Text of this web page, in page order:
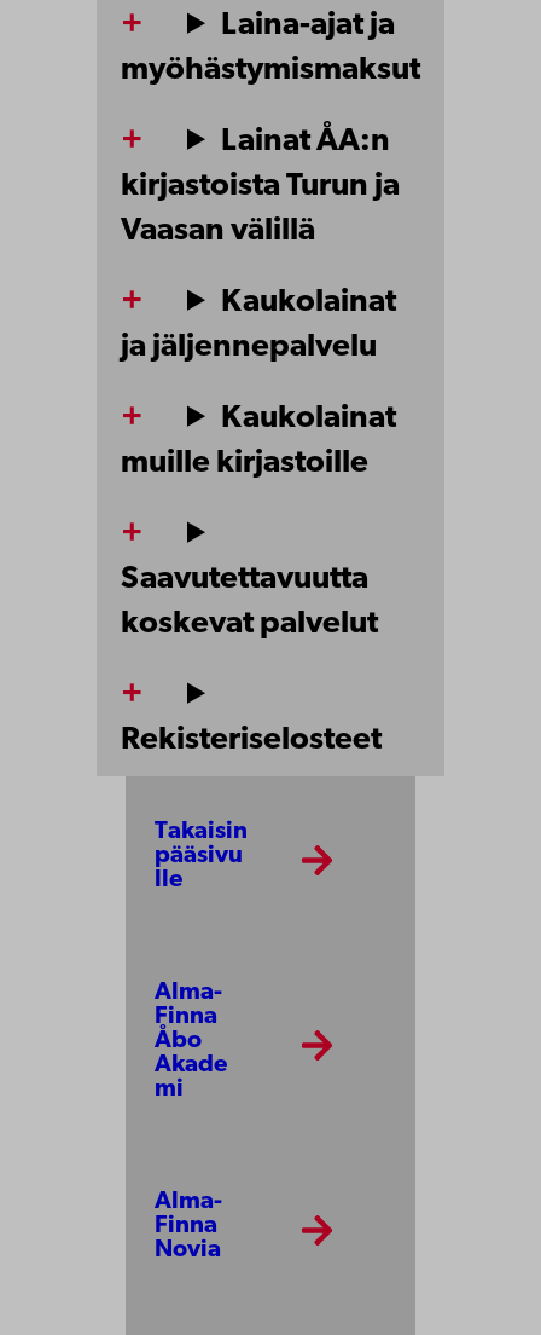
Laina-ajat ja
myöhästymismaksut
Lainat ÅA:n
kirjastoista Turun ja
Vaasan välillä
Kaukolainat
ja jäljennepalvelu
Kaukolainat
muille kirjastoille
Saavutettavuutta
koskevat palvelut
Rekisteriselosteet
Takaisin
pääsivu
lle
Alma-
Finna
Åbo
Akade
mi
Alma-
Finna
Novia